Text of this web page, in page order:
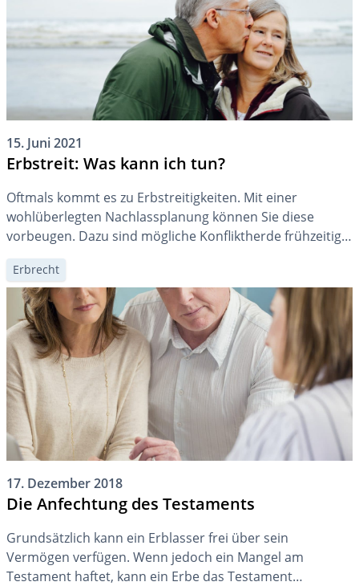
15. Juni 2021
Erbstreit: Was kann ich tun?
Oftmals kommt es zu Erbstreitigkeiten. Mit einer
wohlüberlegten Nachlassplanung können Sie diese
vorbeugen. Dazu sind mögliche Konfliktherde frühzeitig
zu adressieren. Auch wenn bereits Differenzen bestehen,
ist es im Sinne aller Beteiligten, diese rasch und
konstruktiv zu bereinigen.
Erbrecht
17. Dezember 2018
Die Anfechtung des Testaments
Grundsätzlich kann ein Erblasser frei über sein
Vermögen verfügen. Wenn jedoch ein Mangel am
Testament haftet, kann ein Erbe das Testament